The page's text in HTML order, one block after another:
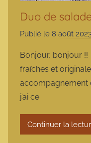
Duo de
Publié le 8 août
Bonjour, bonjour
fraîches et
accompagnement
j’ai ce
Continuer la